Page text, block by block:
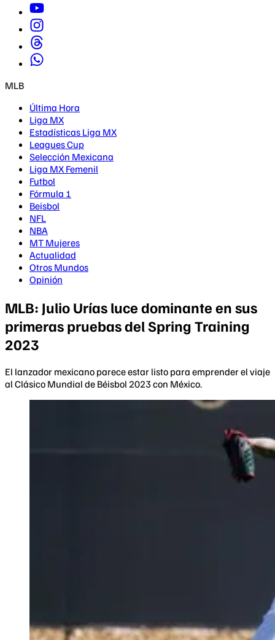
MLB
Última Hora
Liga MX
Estadísticas Liga MX
Leagues Cup
Selección Mexicana
Liga MX Femenil
Futbol
Fórmula 1
Beisbol
NFL
NBA
MT Mujeres
Actualidad
Otros Mundos
Opinión
MLB: Julio Urías luce dominante en sus
primeras pruebas del Spring Training
2023
El lanzador mexicano parece estar listo para emprender el viaje
al Clásico Mundial de Béisbol 2023 con México.